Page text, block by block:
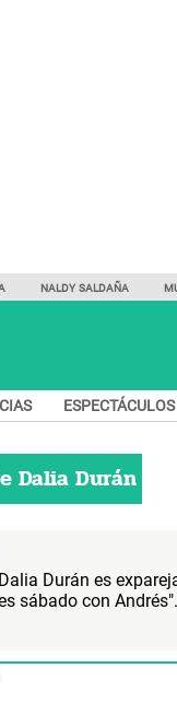
NALDY SALDAÑA
ESPECTÁCULOS
Dalia Durán
Dalia Durán es
sábado con Andrés".